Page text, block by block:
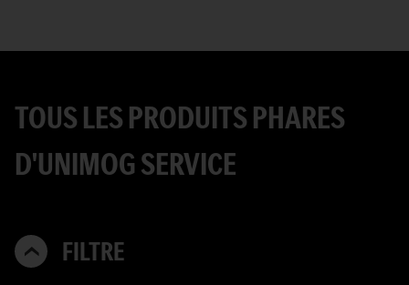
TOUS LES PRODUITS PHARES
D'UNIMOG SERVICE
FILTRE